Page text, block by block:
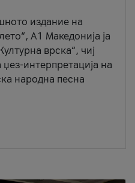
издание на
А1 Македонија ја
врска“, чиј
интерпретација на
народна песна